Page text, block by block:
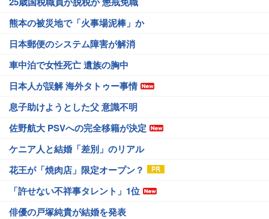
熊本の被災地で「火事場泥棒」か
日本郵便のシステム障害が解消
車中泊で女性死亡 遺族の胸中
日本人が誤解 海外タトゥー事情
息子助けようとした父 意識不明
佐野航大 PSVへの完全移籍が決定
ケニア人と結婚「差別」のリアル
花王が「焼肉店」限定オープン？
「許せない不祥事タレント」1位
俳優の戸塚純貴が結婚を発表